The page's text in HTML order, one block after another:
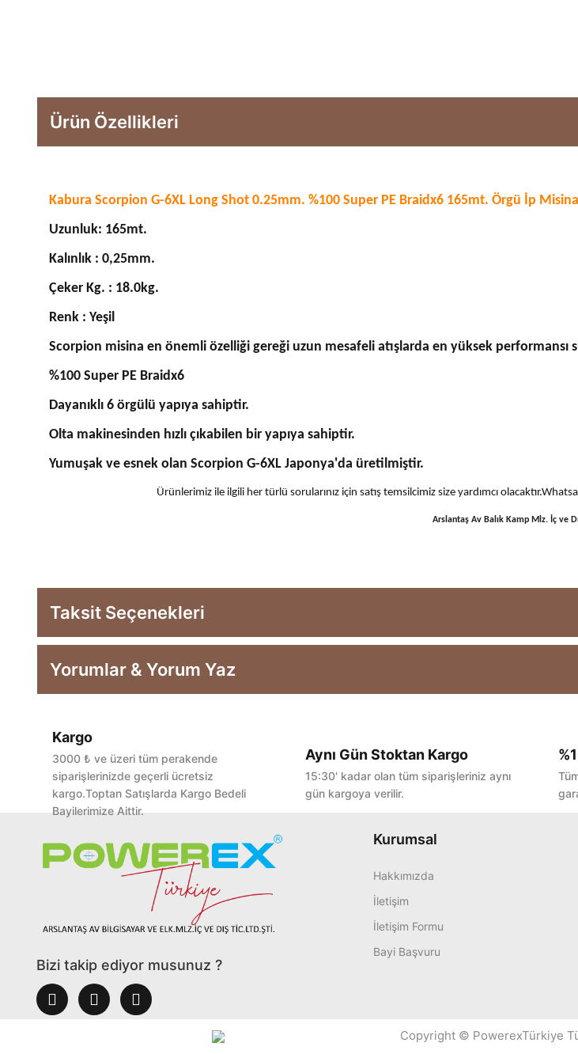
Ürün Özellikleri
Kabura Scorpion G-6XL Long Shot 0.25mm. %100 Super PE Braidx6 165mt. Örgü İp Misina
Uzunluk: 165mt.
Kalınlık : 0,25mm.
Çeker Kg. : 18.0kg.
Renk : Yeşil
Scorpion misina en önemli özelliği gereği uzun mesafeli atışlarda en yüksek performansı
%100 Super PE Braidx6
Dayanıklı 6 örgülü yapıya sahiptir.
Olta makinesinden hızlı çıkabilen bir yapıya sahiptir.
Yumuşak ve esnek olan Scorpion G-6XL Japonya'da üretilmiştir.
Ürünlerimiz ile ilgili her türlü sorularınız için satış temsilcimiz size yardımcı
Arslantaş Av Balık Kamp Mlz. İç ve
Taksit Seçenekleri
Yorumlar & Yorum Yaz
Bu ürüne ilk yorumu siz
Kargo
3000 ₺ ve üzeri tüm perakende
siparişlerinizde geçerli ücretsiz
kargo.Toptan Satışlarda Kargo Bedeli
Bayilerimize Aittir.
Aynı Gün Stoktan Kargo
15:30' kadar olan tüm siparişleriniz aynı
gün kargoya verilir.
Bizi takip ediyor musunuz ?
Kurumsal
Hakkımızda
İletişim
İletişim Formu
Bayi Başvuru
Copyright © PowerexTürkiye